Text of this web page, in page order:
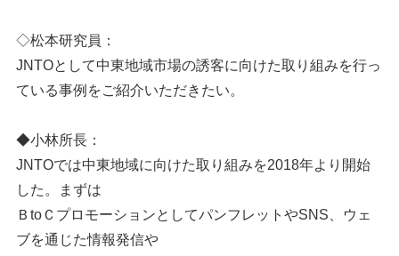
◇松本研究員：
JNTOとして中東地域市場の誘客に向けた取り組みを行っ
ている事例をご紹介いただきたい。
◆小林所長：
JNTOでは中東地域に向けた取り組みを2018年より開始
した。まずは
ＢtoＣプロモーションとしてパンフレットやSNS、ウェ
ブを通じた情報発信や